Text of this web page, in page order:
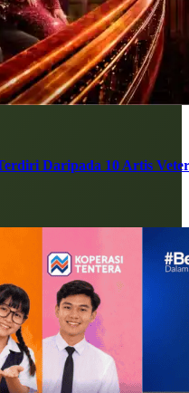
Daripada 10 Artis